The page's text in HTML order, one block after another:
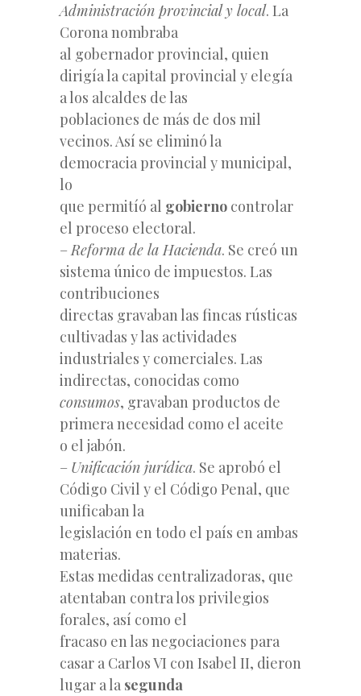
Administración provincial y local. La
Corona nombraba
al gobernador provincial, quien
dirigía la capital provincial y elegía
a los alcaldes de las
poblaciones de más de dos mil
vecinos. Así se eliminó la
democracia provincial y municipal,
lo
que permitíó al gobierno controlar
el proceso electoral.
–Reforma de la Hacienda. Se creó un
sistema único de impuestos. Las
contribuciones
directas gravaban las fincas rústicas
cultivadas y las actividades
industriales y comerciales. Las
indirectas, conocidas como
consumos, gravaban productos de
primera necesidad como el aceite
o el jabón.
– Unificación jurídica. Se aprobó el
Código Civil y el Código Penal, que
unificaban la
legislación en todo el país en ambas
materias.
Estas medidas centralizadoras, que
atentaban contra los privilegios
forales, así como el
fracaso en las negociaciones para
casar a Carlos VI con Isabel II, dieron
lugar a la segunda